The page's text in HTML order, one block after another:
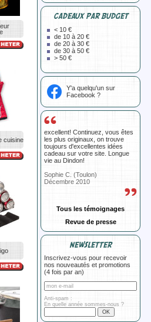
cuisine
CADEAUX PAR BUDGET
< 10 €
de 10 à 20 €
de 20 à 30 €
de 30 à 50 €
> 50 €
Y'a quelqu'un sur
Facebook ?
excellent! Continuez, vous êtes
les plus originaux, on trouve
toujours d'excellentes idées
cadeau sur votre site. Longue
vie au Dindon!
Sophie C. (Toulon)
Décembre 2010
Tous les témoignages
Revue de presse
NEWSLETTER
Inscrivez-vous pour recevoir
nos nouveautés et promotions
(4 fois par an)
Anti-spam :
En quelle année sommes-nous ?